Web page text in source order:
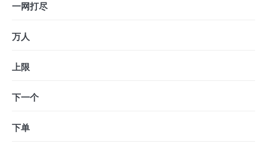
一网打尽
万人
上限
下一个
下单